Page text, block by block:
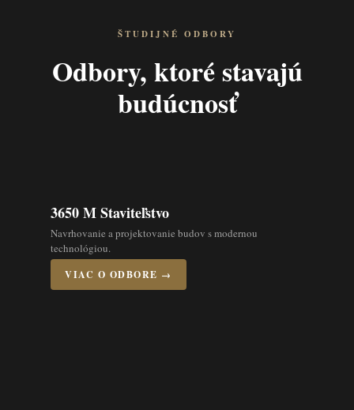
ŠTUDIJNÉ ODBORY
Odbory, ktoré stavajú
budúcnosť
3650 M Staviteľstvo
Navrhovanie a projektovanie budov s modernou
technológiou.
VIAC O ODBORE →